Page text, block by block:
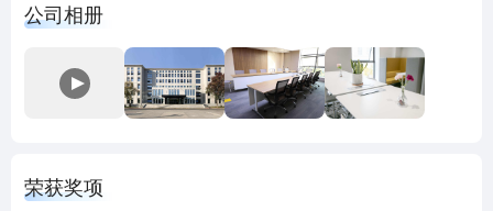
代码： 团）股份有限公司（简称复星医药，票代码： 600196
-SH ，02196 -HK ）核心成 ）核心成 员企业。公司前身为成
立于 员企业。公司前身为成立于 1981 年的徐州生物化学制药
厂； 1998 年改制为徐州 万邦生化制药有限公司； 2001 年变
万邦医药建有国内一流的原核和真细胞 万邦医药建有国内一
公司相册
荣获奖项